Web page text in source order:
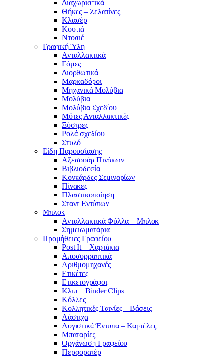
Διαχωριστικά
Θήκες – Ζελατίνες
Κλασέρ
Κουτιά
Ντοσιέ
Γραφική Ύλη
Ανταλλακτικά
Γόμες
Διορθωτικά
Μαρκαδόροι
Μηχανικά Μολύβια
Μολύβια
Μολύβια Σχεδίου
Μύτες Ανταλλακτικές
Ξύστρες
Ρολά σχεδίου
Στυλό
Είδη Παρουσίασης
Αξεσουάρ Πινάκων
Βιβλιοδεσία
Κονκάρδες Σεμιναρίων
Πίνακες
Πλαστικοποίηση
Σταντ Εντύπων
Μπλοκ
Ανταλλακτικά Φύλλα – Μπλοκ
Σημειωματάρια
Προμήθειες Γραφείου
Post It – Χαρτάκια
Αποσυρραπτικά
Αριθμομηχανές
Ετικέτες
Ετικετογράφοι
Κλιπ – Binder Clips
Κόλλες
Κολλητικές Ταινίες – Βάσεις
Λάστιχα
Λογιστικά Έντυπα – Καρτέλες
Μπαταρίες
Οργάνωση Γραφείου
Περφορατέρ